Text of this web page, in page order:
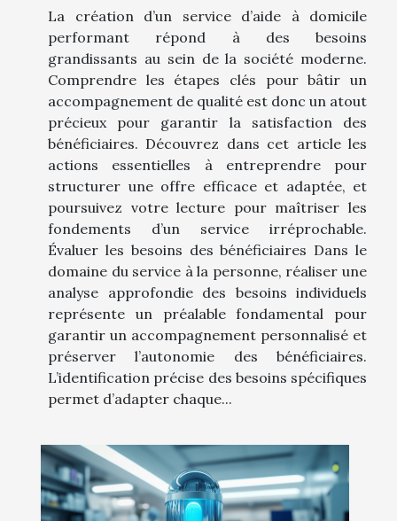
La création d’un service d’aide à domicile
performant répond à des besoins
grandissants au sein de la société moderne.
Comprendre les étapes clés pour bâtir un
accompagnement de qualité est donc un atout
précieux pour garantir la satisfaction des
bénéficiaires. Découvrez dans cet article les
actions essentielles à entreprendre pour
structurer une offre efficace et adaptée, et
poursuivez votre lecture pour maîtriser les
fondements d’un service irréprochable.
Évaluer les besoins des bénéficiaires Dans le
domaine du service à la personne, réaliser une
analyse approfondie des besoins individuels
représente un préalable fondamental pour
garantir un accompagnement personnalisé et
préserver l’autonomie des bénéficiaires.
L’identification précise des besoins spécifiques
permet d’adapter chaque...